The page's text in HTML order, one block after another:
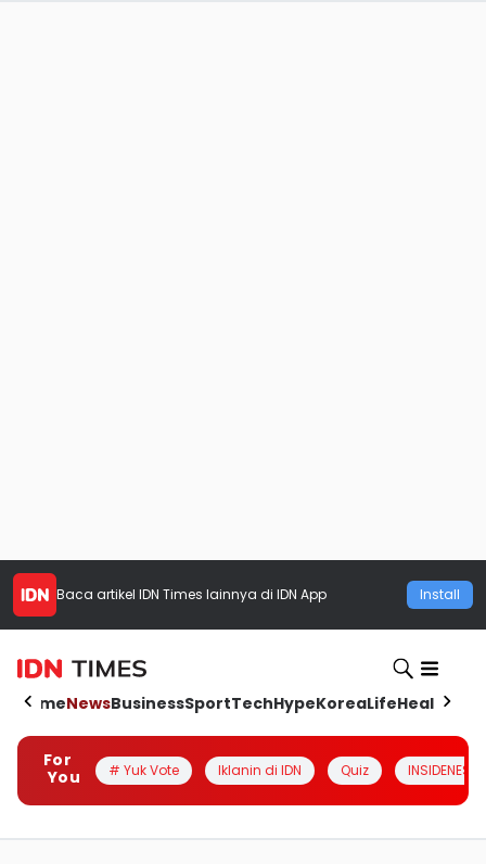
Baca artikel IDN Times lainnya di IDN App Install
HomeNewsBusinessSportTechHypeKoreaLifeHealth
For
You
# Yuk Vote Iklanin di IDN Quiz INSIDENESIA